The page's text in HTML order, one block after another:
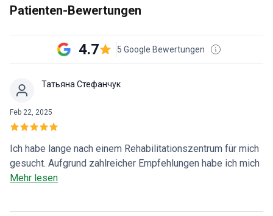
Patienten-Bewertungen
4.7 5 Google Bewertungen
Татьяна Стефанчук
Feb 22, 2025
Ich habe lange nach einem Rehabilitationszentrum für mich
gesucht. Aufgrund zahlreicher Empfehlungen habe ich mich
für dieses Zentrum entschieden und vom ersten Tag an
Mehr lesen